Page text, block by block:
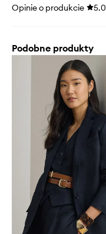
Opinie o produkcie 5.0
Podobne produkty